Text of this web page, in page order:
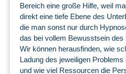
Bereich eine große Hilfe, weil
direkt eine tiefe Ebene des
die man sonst nur durch
das bei vollem Bewusstsein des
Wir können herausfinden, wie
Ladung des jeweiligen Problems
und wie viel Ressourcen die